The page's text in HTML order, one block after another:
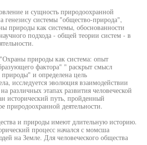
и сущность природоохранной
генезису системы "общество-природа",
природы как системы, обоснованности
подхода - общей теории систем - в
природы как система: опыт
фактора" " раскрыт смысл
и определена цель
исследуется эволюция взаимодействии
различных этапах развития человеческой
исторический путь, пройденный
природоохранной деятельности.
и природы имеют длительную историю.
процесс начался с момсша
на Земле. Для человеческого общества